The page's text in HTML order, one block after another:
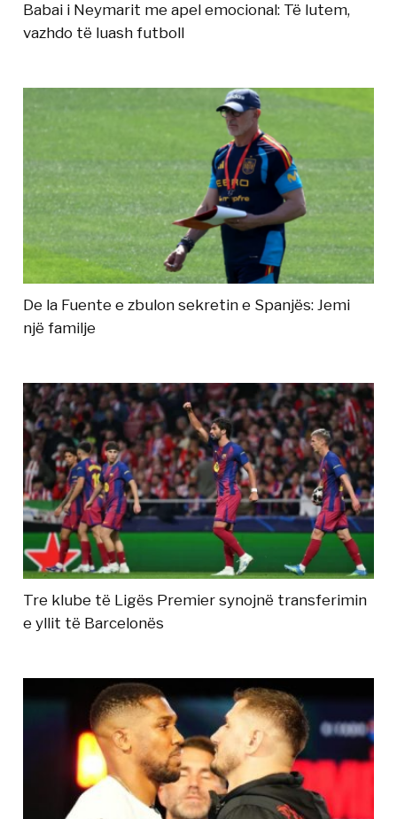
Babai i Neymarit me apel emocional: Të lutem,
vazhdo të luash futboll
De la Fuente e zbulon sekretin e Spanjës: Jemi
një familje
Tre klube të Ligës Premier synojnë transferimin
e yllit të Barcelonës